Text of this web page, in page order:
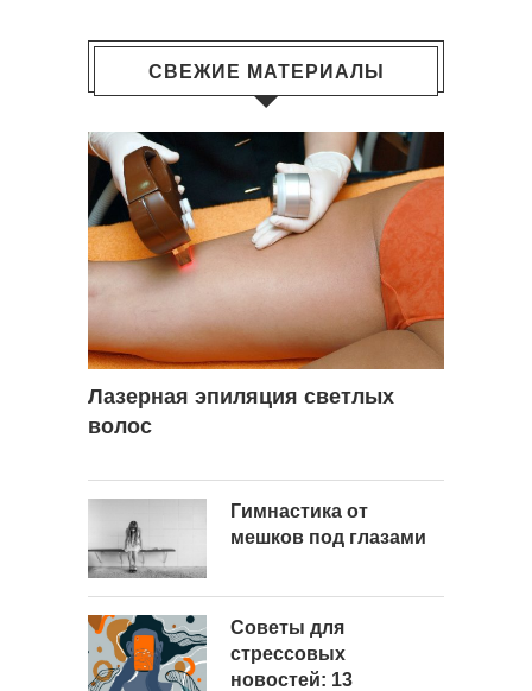
СВЕЖИЕ МАТЕРИАЛЫ
Лазерная эпиляция светлых
волос
Гимнастика от
мешков под глазами
Советы для
стрессовых
новостей: 13